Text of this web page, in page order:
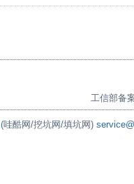
工信部备
(哇酷网/挖坑网/填坑网)